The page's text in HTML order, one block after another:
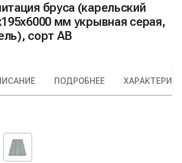
бруса (карельский
мм укрывная серая,
сорт АВ
ПОДРОБНЕЕ